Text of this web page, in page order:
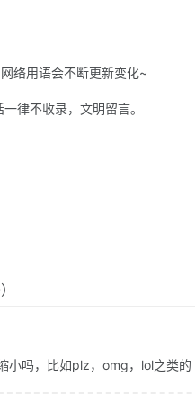
络用语会不断更新变化~
一律不收录，文明留言。
小吗，比如plz，omg，lol之类的